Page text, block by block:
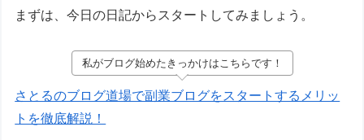
まずは、今日の日記からスタートしてみましょう。
私がブログ始めたきっかけはこちらです！
さとるのブログ道場で副業ブログをスタートするメリッ
トを徹底解説！